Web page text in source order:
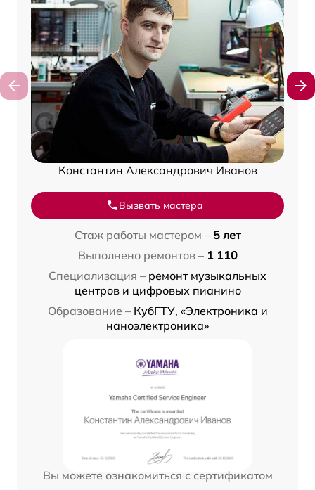
Константин Александрович Иванов
Вызвать мастера
Стаж работы мастером – 5 лет
Выполнено ремонтов – 1 110
Специализация – ремонт музыкальных
центров и цифровых пианино
Образование – КубГТУ, «Электроника и
наноэлектроника»
Вы можете ознакомиться с сертификатом